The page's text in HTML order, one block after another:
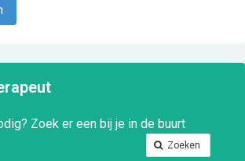
Zoek er een bij je in de buurt
Zoeken